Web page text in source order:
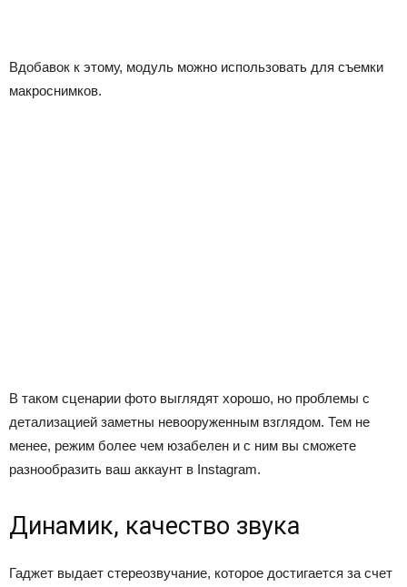
Вдобавок к этому, модуль можно использовать для съемки
макроснимков.
В таком сценарии фото выглядят хорошо, но проблемы с
детализацией заметны невооруженным взглядом. Тем не
менее, режим более чем юзабелен и с ним вы сможете
разнообразить ваш аккаунт в Instagram.
Динамик, качество звука
Гаджет выдает стереозвучание, которое достигается за счет